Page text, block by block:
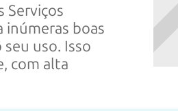
Serviços
inúmeras boas
uso. Isso
com alta